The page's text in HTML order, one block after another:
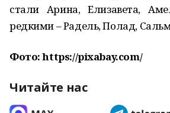
стали Арина, Елизавета,
редкими – Радель, Полад,
Фото: https://pixabay.com/
Читайте нас